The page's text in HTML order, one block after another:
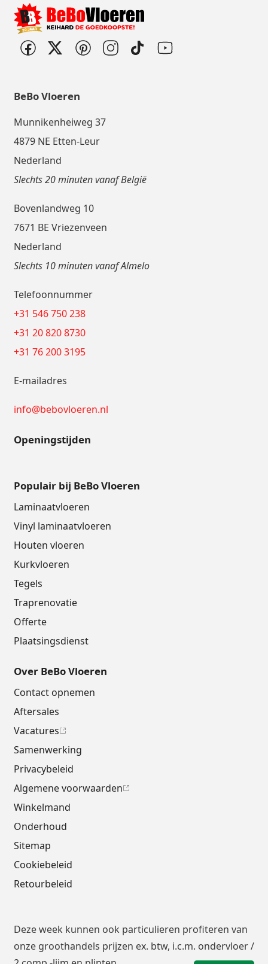
BeBo Vloeren
Munnikenheiweg 37
4879 NE Etten-Leur
Nederland
Slechts 20 minuten vanaf België
Bovenlandweg 10
7671 BE Vriezenveen
Nederland
Slechts 10 minuten vanaf Almelo
Telefoonnummer
+31 546 750 238
+31 20 820 8730
+31 76 200 3195
E-mailadres
info@bebovloeren.nl
Openingstijden
Populair bij BeBo Vloeren
Laminaatvloeren
Vinyl laminaatvloeren
Houten vloeren
Kurkvloeren
Tegels
Traprenovatie
Offerte
Plaatsingsdienst
Over BeBo Vloeren
Contact opnemen
Aftersales
Vacatures
Samenwerking
Privacybeleid
Algemene voorwaarden
Winkelmand
Onderhoud
Sitemap
Cookiebeleid
Retourbeleid
Deze week kunnen ook particulieren profiteren van
onze groothandels prijzen ex. btw, i.c.m. ondervloer/